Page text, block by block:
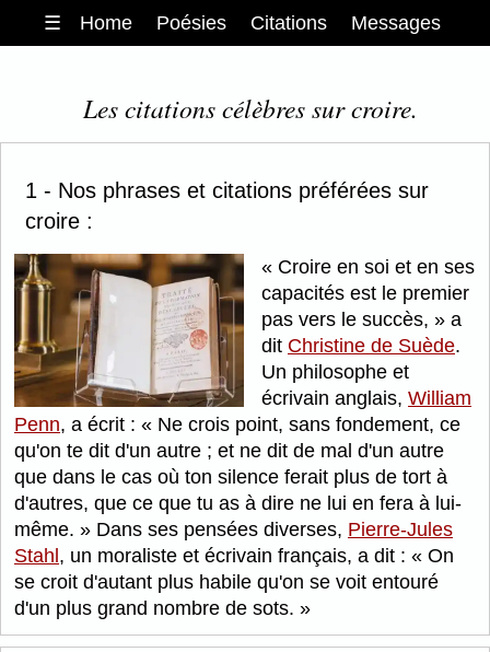
☰ Home Poésies Citations Messages
Les citations célèbres sur croire.
1 - Nos phrases et citations préférées sur
croire :
Croire en soi et en ses
capacités est le premier
pas vers le succès,
a
dit Christine de Suède.
Un philosophe et
écrivain anglais, William
Penn, a écrit :
Ne crois point, sans fondement, ce
qu'on te dit d'un autre ; et ne dit de mal d'un autre
que dans le cas où ton silence ferait plus de tort à
d'autres, que ce que tu as à dire ne lui en fera à lui-
même.
Dans ses pensées diverses, Pierre-Jules
Stahl , un moraliste et écrivain français, a dit :
On
se croit d'autant plus habile qu'on se voit entouré
d'un plus grand nombre de sots.